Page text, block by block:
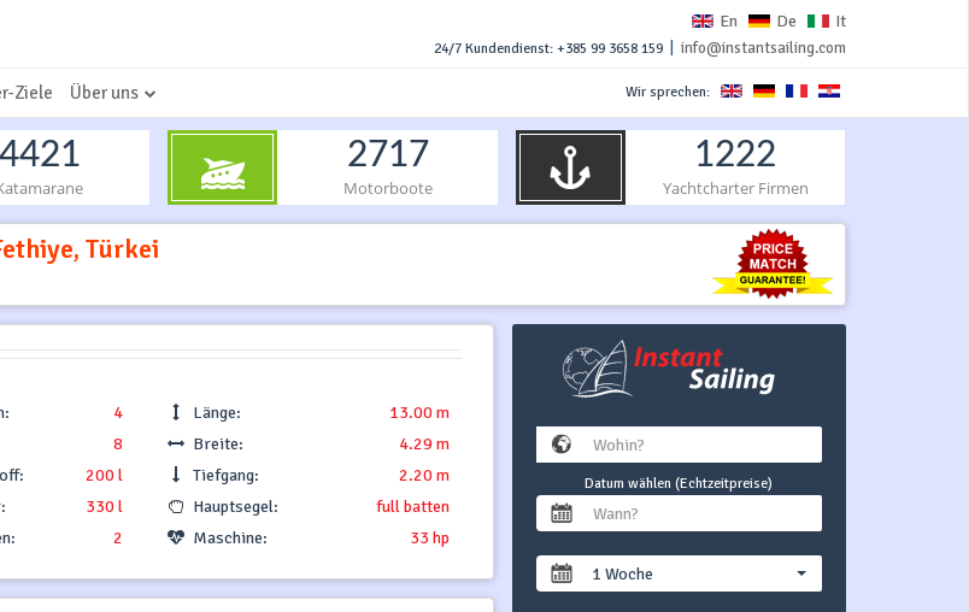
En De It
24/7 Kundendienst: +385 99 3658 159 info@instantsailing.com
Wir sprechen:
Ziele Über uns
4421 2717
Motorboote
1222
Yachtcharter Firmen
Türkei
4
8
200 l
330 l
2
Länge:
13.00 m
Breite:
4.29 m
Tiefgang:
2.20 m
Hauptsegel:
full batten
Maschine:
33 hp
Datum wählen (Echtzeitpreise)
1 Woche